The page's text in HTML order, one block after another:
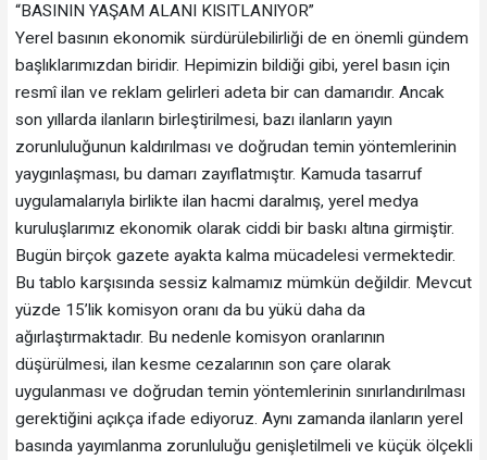
“BASININ YAŞAM ALANI KISITLANIYOR”
Yerel basının ekonomik sürdürülebilirliği de en önemli gündem
başlıklarımızdan biridir. Hepimizin bildiği gibi, yerel basın için
resmî ilan ve reklam gelirleri adeta bir can damarıdır. Ancak
son yıllarda ilanların birleştirilmesi, bazı ilanların yayın
zorunluluğunun kaldırılması ve doğrudan temin yöntemlerinin
yaygınlaşması, bu damarı zayıflatmıştır. Kamuda tasarruf
uygulamalarıyla birlikte ilan hacmi daralmış, yerel medya
kuruluşlarımız ekonomik olarak ciddi bir baskı altına girmiştir.
Bugün birçok gazete ayakta kalma mücadelesi vermektedir.
Bu tablo karşısında sessiz kalmamız mümkün değildir. Mevcut
yüzde 15’lik komisyon oranı da bu yükü daha da
ağırlaştırmaktadır. Bu nedenle komisyon oranlarının
düşürülmesi, ilan kesme cezalarının son çare olarak
uygulanması ve doğrudan temin yöntemlerinin sınırlandırılması
gerektiğini açıkça ifade ediyoruz. Aynı zamanda ilanların yerel
basında yayımlanma zorunluluğu genişletilmeli ve küçük ölçekli